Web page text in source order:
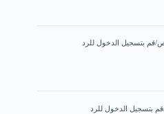
قم بتسجيل الدخول للرد
قم بتسجيل الدخول للرد